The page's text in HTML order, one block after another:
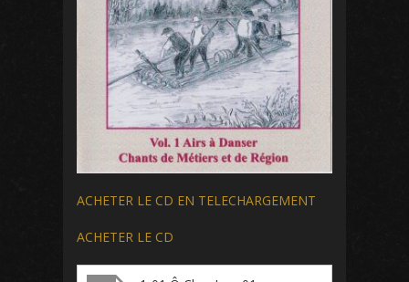
ACHETER LE CD EN TELECHARGEMENT
ACHETER LE CD